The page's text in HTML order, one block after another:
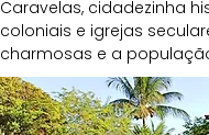
Caravelas, cidadezinha
coloniais e igrejas
charmosas e a